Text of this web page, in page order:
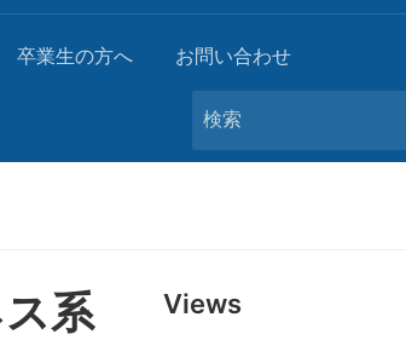
卒業生の方へ お問い合わせ
Search
for:
系
Views